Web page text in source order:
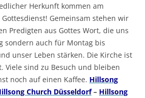
Herkunft kommen am
Gemeinsam stehen wir
Predigten aus Gottes Wort, die uns
sondern auch für Montag bis
unser Leben stärken. Die Kirche ist
Viele sind zu Besuch und bleiben
noch auf einen Kaffee. Hillsong
Church Düsseldorf– Hillsong